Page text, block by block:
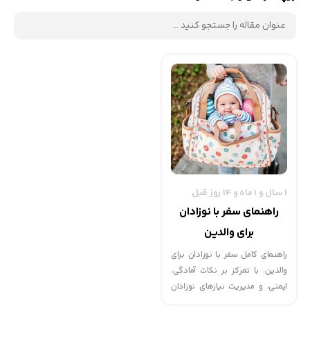
1 سال و 1 ماه و 14 روز قبل
راهنمای سفر با نوزادان
برای والدین
راهنمای کامل سفر با نوزادان برای
والدین، با تمرکز بر نکات آمادگی،
ایمنی، و مدیریت نیازهای نوزادان